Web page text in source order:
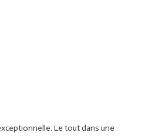
Le tout dans une